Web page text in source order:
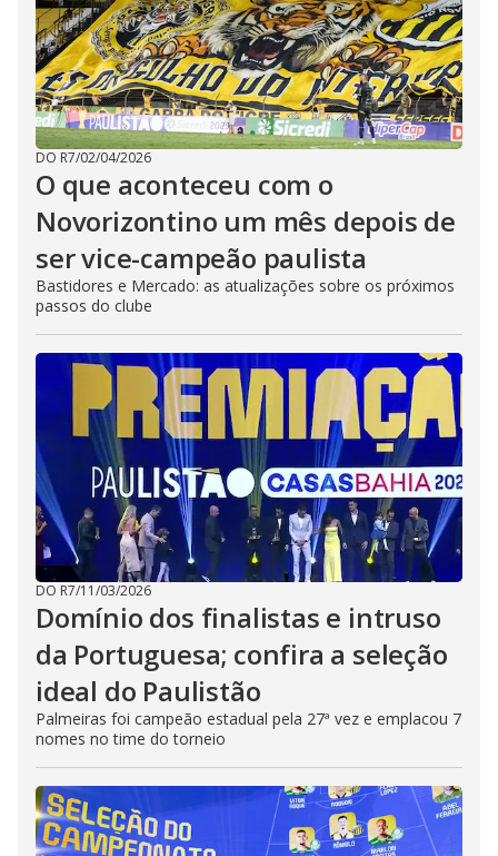
DO R7/02/04/2026
O que aconteceu com o
Novorizontino um mês depois de
ser vice-campeão paulista
Bastidores e Mercado: as atualizações sobre os próximos
passos do clube
DO R7/11/03/2026
Domínio dos finalistas e intruso
da Portuguesa; confira a seleção
ideal do Paulistão
Palmeiras foi campeão estadual pela 27ª vez e emplacou 7
nomes no time do torneio